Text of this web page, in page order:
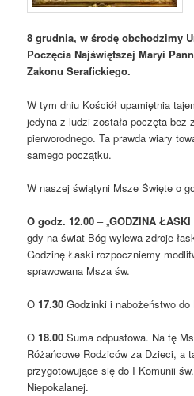
8 grudnia, w środę obchodzimy
Poczęcia Najświętszej Maryi
Zakonu Serafickiego.
W tym dniu Kościół upamiętnia
jedyna z ludzi została poczęta bez
pierworodnego. Ta prawda wiary
samego
W naszej świątyni Msze Święte o
O godz. 12.00– „GODZINA ŁASKI
gdy na świat Bóg wylewa zdroje
Godzinę Łaski rozpoczniemy
sprawowana Msza św.
O 17.30 Godzinki i nabożeństwo
O 18.00 Suma odpustowa. Na tę
Różańcowe Rodziców za Dzieci, a
przygotowujące się do I Komunii
Niepokalanej.